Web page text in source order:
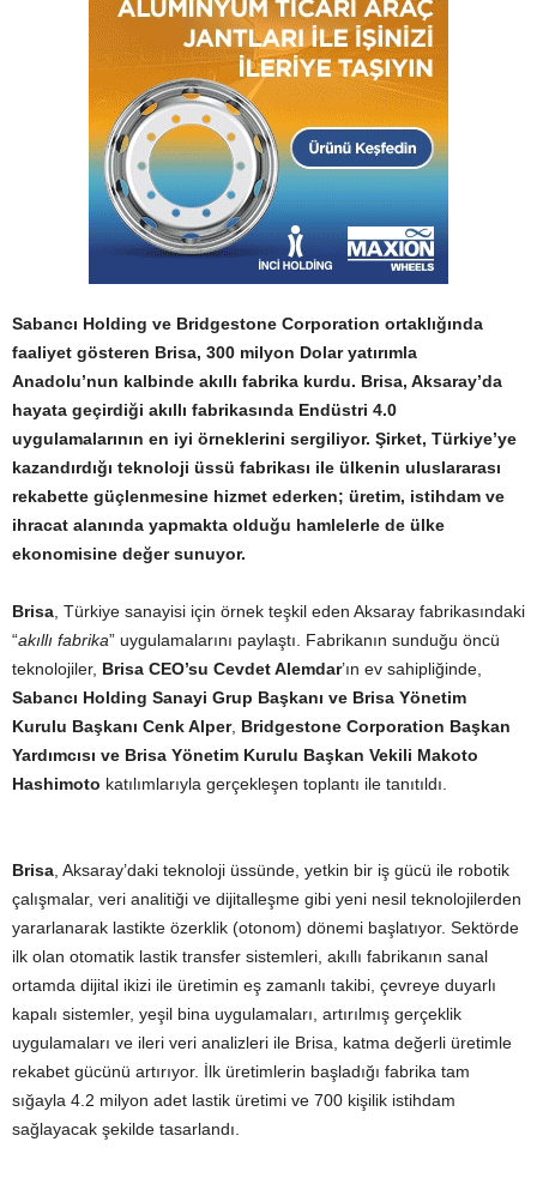
Sabancı Holding ve Bridgestone Corporation ortaklığında
faaliyet gösteren Brisa, 300 milyon Dolar yatırımla
Anadolu’nun kalbinde akıllı fabrika kurdu. Brisa, Aksaray’da
hayata geçirdiği akıllı fabrikasında Endüstri 4.0
uygulamalarının en iyi örneklerini sergiliyor. Şirket, Türkiye’ye
kazandırdığı teknoloji üssü fabrikası ile ülkenin uluslararası
rekabette güçlenmesine hizmet ederken; üretim, istihdam ve
ihracat alanında yapmakta olduğu hamlelerle de ülke
ekonomisine değer sunuyor.
Brisa , Türkiye sanayisi için örnek teşkil eden Aksaray fabrikasındaki
“akıllı fabrika” uygulamalarını paylaştı. Fabrikanın sunduğu öncü
teknolojiler, Brisa CEO’su Cevdet Alemdar’ın ev sahipliğinde,
Sabancı Holding Sanayi Grup Başkanı ve Brisa Yönetim
Kurulu Başkanı Cenk Alper, Bridgestone Corporation Başkan
Yardımcısı ve Brisa Yönetim Kurulu Başkan Vekili Makoto
Hashimoto katılımlarıyla gerçekleşen toplantı ile tanıtıldı.
Brisa , Aksaray’daki teknoloji üssünde, yetkin bir iş gücü ile robotik
çalışmalar, veri analitiği ve dijitalleşme gibi yeni nesil teknolojilerden
yararlanarak lastikte özerklik (otonom) dönemi başlatıyor. Sektörde
ilk olan otomatik lastik transfer sistemleri, akıllı fabrikanın sanal
ortamda dijital ikizi ile üretimin eş zamanlı takibi, çevreye duyarlı
kapalı sistemler, yeşil bina uygulamaları, artırılmış gerçeklik
uygulamaları ve ileri veri analizleri ile Brisa, katma değerli üretimle
rekabet gücünü artırıyor. İlk üretimlerin başladığı fabrika tam
sığayla 4.2 milyon adet lastik üretimi ve 700 kişilik istihdam
sağlayacak şekilde tasarlandı.